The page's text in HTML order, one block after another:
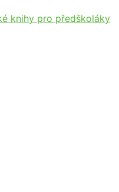
knihy pro předškoláky